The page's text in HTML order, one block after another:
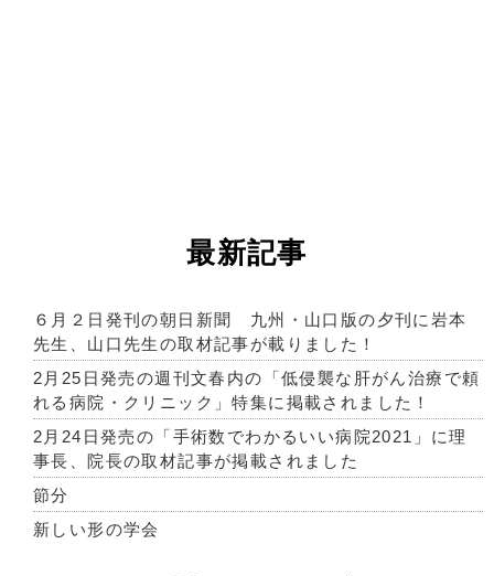
最新記事
６月２日発刊の朝日新聞 九州・山口版の夕刊に岩本
先生、山口先生の取材記事が載りました！
2月25日発売の週刊文春内の「低侵襲な肝がん治療で頼
れる病院・クリニック」特集に掲載されました！
2月24日発売の「手術数でわかるいい病院2021」に理
事長、院長の取材記事が掲載されました
節分
新しい形の学会